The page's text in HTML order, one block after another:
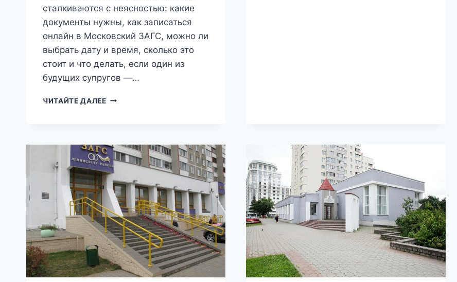
сталкиваются с неясностью: какие
документы нужны, как записаться
онлайн в Московский ЗАГС, можно ли
выбрать дату и время, сколько это
стоит и что делать, если один из
будущих супругов —…
ЧИТАЙТЕ ДАЛЕЕОТДЕЛ
В
2026
-2027:
РЕГИСТРАЦИЯ
БРАКА,
ДОКУМЕНТЫ,
ЗАПИСЬ
ОНЛАЙН